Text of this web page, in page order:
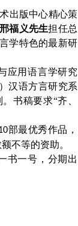
出版中心精心策
邢福义先生担任总
学特色的最新研
应用语言学研究
汉语方言研究系
书稿要求“齐、
部最优秀作品，
不等的资助。
书一号，分期出